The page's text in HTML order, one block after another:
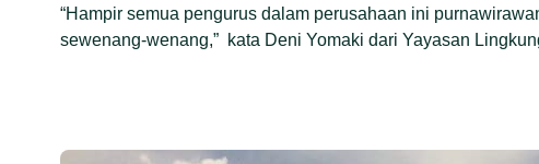
“Hampir semua pengurus dalam perusahaan ini
sewenang-wenang,” kata Deni Yomaki dari Yayasan